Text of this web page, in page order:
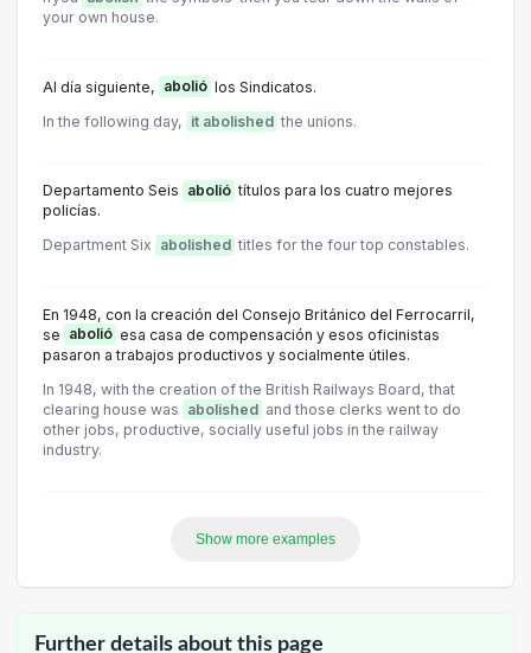
your own house.
Al día siguiente, abolió los Sindicatos.
In the following day, it abolished the unions.
Departamento Seis abolió títulos para los cuatro mejores
policías.
Department Six abolished titles for the four top constables.
En 1948, con la creación del Consejo Británico del Ferrocarril,
se abolió esa casa de compensación y esos oficinistas
pasaron a trabajos productivos y socialmente útiles.
In 1948, with the creation of the British Railways Board, that
clearing house was abolished and those clerks went to do
other jobs, productive, socially useful jobs in the railway
industry.
Show more examples
Further details about this page